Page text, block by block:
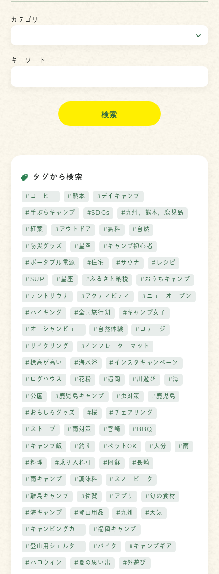
カテゴリ
キーワード
検
タグから検索
#コーヒー #熊本 #デイキャンプ
#手ぶらキャンプ #SDGs #九州，熊本，鹿児島
#紅葉 #アウトドア #無料 #自然
#防災グッズ #星空 #キャンプ初心者
#ポータブル電源 #住宅 #サウナ #レシピ
#SUP #星座 #ふるさと納税 #おうちキャンプ
#テントサウナ #アクティビティ #ニューオープン
#ハイキング #全国旅行割 #キャンプ女子
#オーシャンビュー #自然体験 #コテージ
#サイクリング #インフレーターマット
#標高が高い #海水浴 #インスタキャンペーン
#ログハウス #花粉 #福岡 #川遊び #海
#公園 #鹿児島キャンプ #虫対策 #鹿児島
#おもしろグッズ #桜 #チェアリング
#ストーブ #雨対策 #宮崎 #BBQ
#キャンプ飯 #釣り #ペットOK #大分 #雨
#料理 #乗り入れ可 #阿蘇 #長崎
#雨キャンプ #調味料 #スノーピーク
#離島キャンプ #佐賀 #アプリ #旬の食材
#海キャンプ #登山用品 #九州 #天気
#キャンピングカー #福岡キャンプ
#登山用シェルター #バイク #キャンプギア
#ハロウィン #夏の思い出 #外遊び